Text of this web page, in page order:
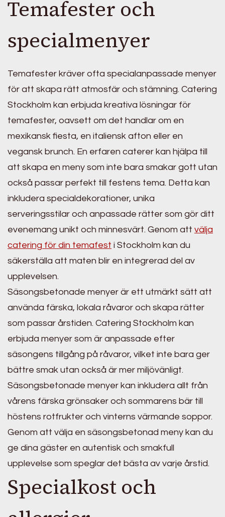
Temafester och
specialmenyer
Temafester kräver ofta specialanpassade menyer
för att skapa rätt atmosfär och stämning. Catering
Stockholm kan erbjuda kreativa lösningar för
temafester, oavsett om det handlar om en
mexikansk fiesta, en italiensk afton eller en
vegansk brunch. En erfaren caterer kan hjälpa till
att skapa en meny som inte bara smakar gott utan
också passar perfekt till festens tema. Detta kan
inkludera specialdekorationer, unika
serveringsstilar och anpassade rätter som gör ditt
evenemang unikt och minnesvärt. Genom att välja
catering för din temafest i Stockholm kan du
säkerställa att maten blir en integrerad del av
upplevelsen.
Säsongsbetonade menyer är ett utmärkt sätt att
använda färska, lokala råvaror och skapa rätter
som passar årstiden. Catering Stockholm kan
erbjuda menyer som är anpassade efter
säsongens tillgång på råvaror, vilket inte bara ger
bättre smak utan också är mer miljövänligt.
Säsongsbetonade menyer kan inkludera allt från
vårens färska grönsaker och sommarens bär till
höstens rotfrukter och vinterns värmande soppor.
Genom att välja en säsongsbetonad meny kan du
ge dina gäster en autentisk och smakfull
upplevelse som speglar det bästa av varje årstid.
Specialkost och